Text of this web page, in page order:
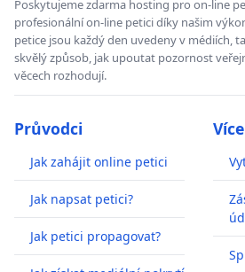
Poskytujeme zdarma hosting pro on-line
profesionální on-line petici díky našim
petice jsou každý den uvedeny v médiích,
skvělý způsob, jak upoutat pozornost
věcech rozhodují.
Průvodci
Jak zahájit online petici
Jak napsat petici?
Jak petici propagovat?
Více